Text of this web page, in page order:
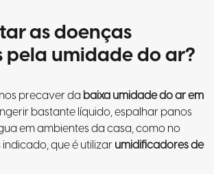
as doenças
pela umidade do ar?
precaver da baixa umidade do ar em
bastante líquido, espalhar panos
em ambientes da casa, como no
que é utilizarumidificadores de